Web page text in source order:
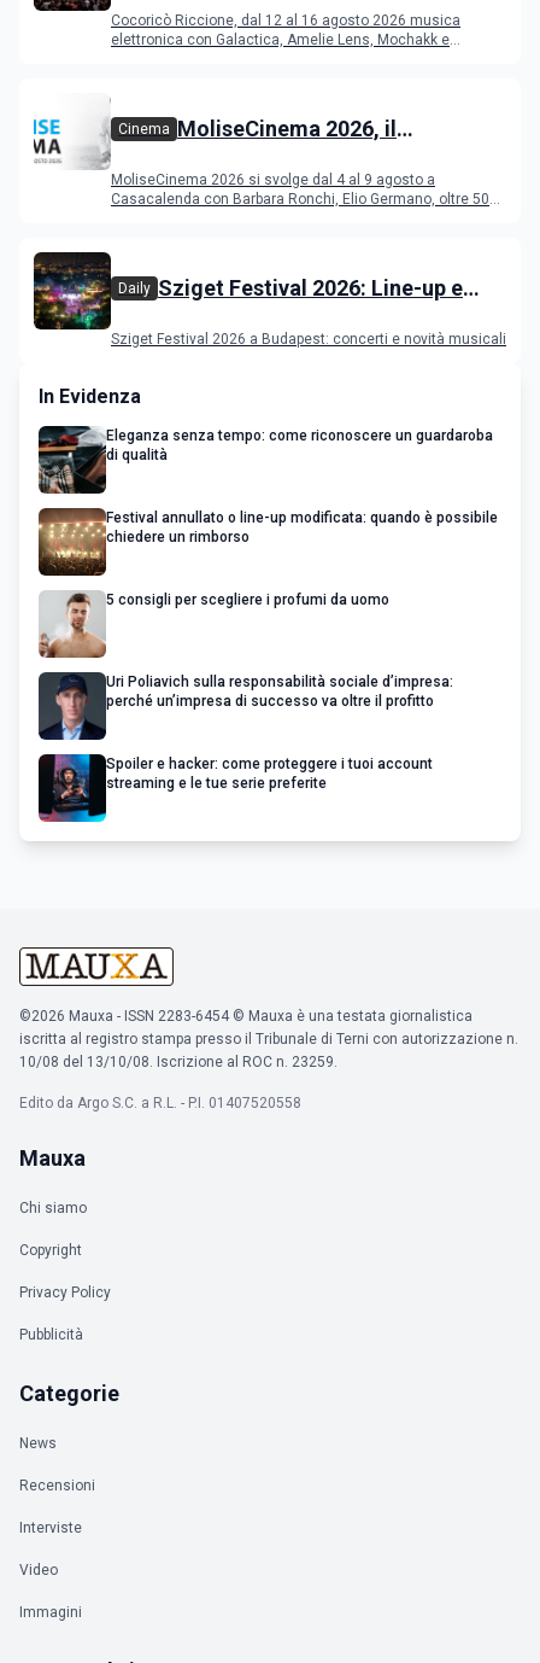
Cocoricò Riccione, dal 12 al 16 agosto 2026 musica
elettronica con Galactica, Amelie Lens, Mochakk e
Cinema MoliseCinema 2026, il
MoliseCinema 2026 si svolge dal 4 al 9 agosto a
Casacalenda con Barbara Ronchi, Elio Germano, oltre 50
Daily Sziget Festival 2026: Line-up e
Sziget Festival 2026 a Budapest: concerti e novità musicali
In Evidenza
Eleganza senza tempo: come riconoscere un guardaroba
di qualità
Festival annullato o line-up modificata: quando è possibile
chiedere un rimborso
5 consigli per scegliere i profumi da uomo
Uri Poliavich sulla responsabilità sociale d’impresa:
perché un’impresa di successo va oltre il profitto
Spoiler e hacker: come proteggere i tuoi account
streaming e le tue serie preferite
©2026 Mauxa - ISSN 2283-6454 © Mauxa è una testata giornalistica
iscritta al registro stampa presso il Tribunale di Terni con autorizzazione n.
10/08 del 13/10/08. Iscrizione al ROC n. 23259.
Edito da Argo S.C. a R.L. - P.I. 01407520558
Mauxa
Chi siamo
Copyright
Privacy Policy
Pubblicità
Categorie
News
Recensioni
Interviste
Video
Immagini